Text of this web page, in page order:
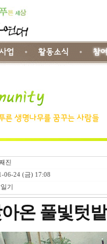
진
06-24 (금) 17:08
기
온 풀빛텃밭